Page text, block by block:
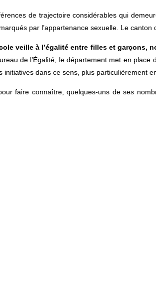
de trajectoire considérables qui
par l’appartenance sexuelle. Le canton
veille à l’égalité entre filles et garçons,
de l’Égalité, le département met en
dans ce sens, plus particulièrement
faire connaître, quelques-uns de ses